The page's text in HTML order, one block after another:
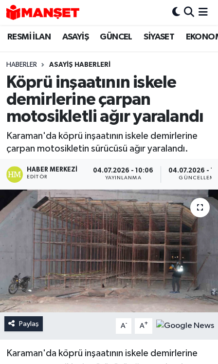
RESMİ İLAN ASAYİŞ GÜNCEL SİYASET
HABERLER ASAYİŞ HABERLERİ
Köprü inşaatının iskele
demirlerine çarpan
motosikletli ağır yaralandı
Karaman'da köprü inşaatının iskele demirlerine
çarpan motosikletin sürücüsü ağır yaralandı.
HABER MERKEZI
EDITÖR
04.07.2026 - 10:06
YAYINLANMA
04.07.2026 -
GÜNCELLEME
Paylaş A- A+
Karaman'da köprü inşaatının iskele demirlerine
Hava Durumu
Trafik Durumu
Süper Lig Puan Durumu ve Fikstür
Tüm Manşetler
Son Dakika Haberleri